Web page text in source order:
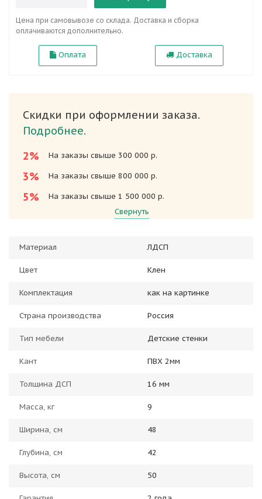
Цена при самовывозе со склада. Доставка и сборка
оплачиваются дополнительно.
Оплата Доставка
Скидки при оформлении заказа.
Подробнее.
2%
На заказы свыше 300 000 р.
3% На заказы свыше 800 000 р.
5%
На заказы свыше 1 500 000 р.
Свернуть
Материал ЛДСП
Цвет Клен
Комплектация как на картинке
Страна производства Россия
Тип мебели Детские стенки
Кант ПВХ 2мм
Толщина ДСП 16 мм
Масса, кг 9
Ширина, см 48
Глубина, см 42
Высота, см 50